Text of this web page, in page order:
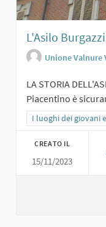
L'Asilo
Unione Valnure
LA STORIA
Piacentino è
Filtra i risultati per
I luoghi dei giovani
CREATO IL
15/11/2023